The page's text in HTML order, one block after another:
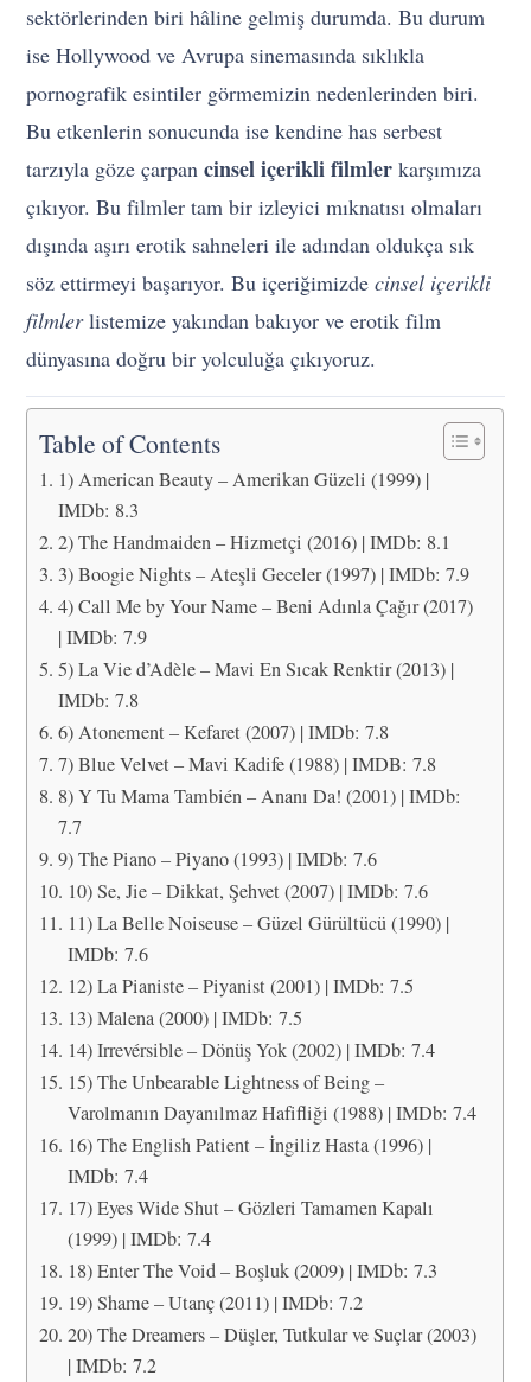
sektörlerinden biri hâline gelmiş durumda. Bu durum
ise Hollywood ve Avrupa sinemasında sıklıkla
pornografik esintiler görmemizin nedenlerinden biri.
Bu etkenlerin sonucunda ise kendine has serbest
tarzıyla göze çarpancinsel içerikli filmler karşımıza
çıkıyor. Bu filmler tam bir izleyici mıknatısı olmaları
dışında aşırı erotik sahneleri ile adından oldukça sık
söz ettirmeyi başarıyor. Bu içeriğimizdecinsel içerikli
filmlerlistemize yakından bakıyor ve erotik film
dünyasına doğru bir yolculuğa çıkıyoruz.
Table of Contents
1) American Beauty – Amerikan Güzeli (1999) |
IMDb: 8.3
2) The Handmaiden – Hizmetçi (2016) | IMDb: 8.1
3) Boogie Nights – Ateşli Geceler (1997) | IMDb: 7.9
4) Call Me by Your Name – Beni Adınla Çağır (2017)
| IMDb: 7.9
5) La Vie d’Adèle – Mavi En Sıcak Renktir (2013) |
IMDb: 7.8
6) Atonement – Kefaret (2007) | IMDb: 7.8
7) Blue Velvet – Mavi Kadife (1988) | IMDB: 7.8
8) Y Tu Mama También – Ananı Da! (2001) | IMDb:
7.7
9) The Piano – Piyano (1993) | IMDb: 7.6
10) Se, Jie – Dikkat, Şehvet (2007) | IMDb: 7.6
11) La Belle Noiseuse – Güzel Gürültücü (1990) |
IMDb: 7.6
12) La Pianiste – Piyanist (2001) | IMDb: 7.5
13) Malena (2000) | IMDb: 7.5
14) Irrevérsible – Dönüş Yok (2002) | IMDb: 7.4
15) The Unbearable Lightness of Being –
Varolmanın Dayanılmaz Hafifliği (1988) | IMDb: 7.4
16) The English Patient – İngiliz Hasta (1996) |
IMDb: 7.4
17) Eyes Wide Shut – Gözleri Tamamen Kapalı
(1999) | IMDb: 7.4
18) Enter The Void – Boşluk (2009) | IMDb: 7.3
19) Shame – Utanç (2011) | IMDb: 7.2
20) The Dreamers – Düşler, Tutkular ve Suçlar (2003)
| IMDb: 7.2